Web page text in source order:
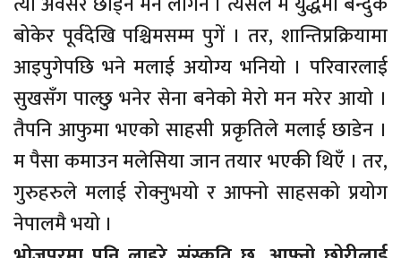
बोकेर पूर्वदेखि पश्चिमसम्म पुगें । तर, शान्तिप्रक्रियामा
आइपुगेपछि भने मलाई अयोग्य भनियो । परिवारलाई
सुखसँग पाल्छु भनेर सेना बनेको मेरो मन मरेर आयो ।
तैपनि आफुमा भएको साहसी प्रकृतिले मलाई छाडेन ।
म पैसा कमाउन मलेसिया जान तयार भएकी थिएँ । तर,
गुरुहरुले मलाई रोक्नुभयो र आफ्नो साहसको प्रयोग
नेपालमै भयो ।